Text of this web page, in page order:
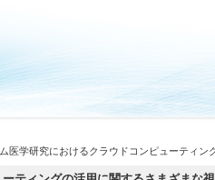
医学研究におけるクラウドコンピューティン